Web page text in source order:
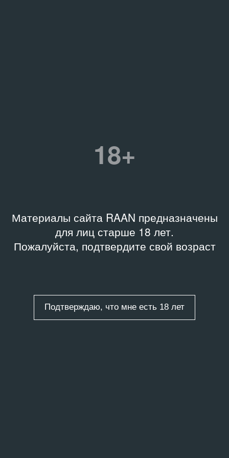
18+
Материалы сайта RAAN предназначены
для лиц старше 18 лет.
Пожалуйста, подтвердите свой возраст
Подтверждаю, что мне есть 18 лет